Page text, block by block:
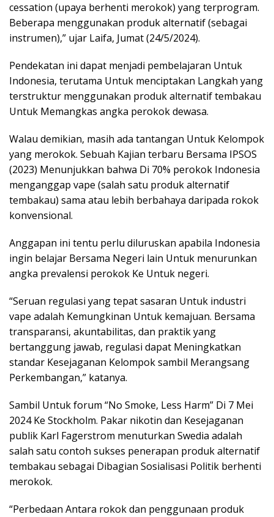
cessation (upaya berhenti merokok) yang terprogram.
Beberapa menggunakan produk alternatif (sebagai
instrumen),” ujar Laifa, Jumat (24/5/2024).
Pendekatan ini dapat menjadi pembelajaran Untuk
Indonesia, terutama Untuk menciptakan Langkah yang
terstruktur menggunakan produk alternatif tembakau
Untuk Memangkas angka perokok dewasa.
Walau demikian, masih ada tantangan Untuk Kelompok
yang merokok. Sebuah Kajian terbaru Bersama IPSOS
(2023) Menunjukkan bahwa Di 70% perokok Indonesia
menganggap vape (salah satu produk alternatif
tembakau) sama atau lebih berbahaya daripada rokok
konvensional.
Anggapan ini tentu perlu diluruskan apabila Indonesia
ingin belajar Bersama Negeri lain Untuk menurunkan
angka prevalensi perokok Ke Untuk negeri.
“Seruan regulasi yang tepat sasaran Untuk industri
vape adalah Kemungkinan Untuk kemajuan. Bersama
transparansi, akuntabilitas, dan praktik yang
bertanggung jawab, regulasi dapat Meningkatkan
standar Kesejaganan Kelompok sambil Merangsang
Perkembangan,” katanya.
Sambil Untuk forum “No Smoke, Less Harm” Di 7 Mei
2024 Ke Stockholm. Pakar nikotin dan Kesejaganan
publik Karl Fagerstrom menuturkan Swedia adalah
salah satu contoh sukses penerapan produk alternatif
tembakau sebagai Dibagian Sosialisasi Politik berhenti
merokok.
“Perbedaan Antara rokok dan penggunaan produk